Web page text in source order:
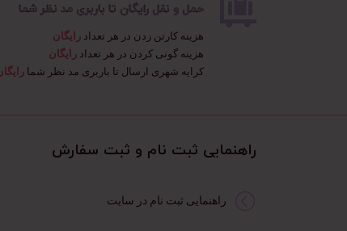
حمل و نقل رایگان تا باربری مد نظر شما
هزینه کارتن زدن در هر تعداد رایگان
هزینه گونی کردن در هر تعداد رایگان
کرایه شهری ارسال تا باربری مد نظر شما
راهنمایی ثبت نام و ثبت سفارش​
راهنمایی ثبت نام در سایت